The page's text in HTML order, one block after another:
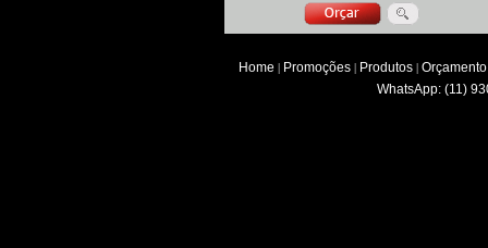
Home | Promoções | Produtos | Orçamento
WhatsApp: (11)